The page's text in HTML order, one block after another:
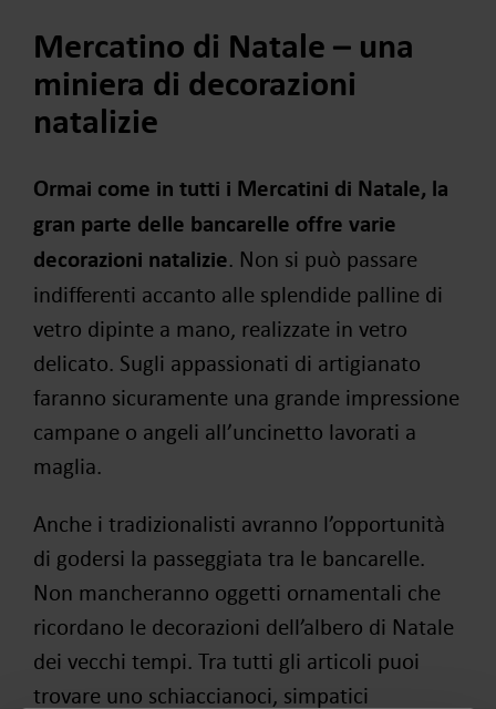
Mercatino di Natale – una
miniera di decorazioni
natalizie
Ormai come in tutti i Mercatini di Natale, la
gran parte delle bancarelle offre varie
decorazioni natalizie. Non si può passare
indifferenti accanto alle splendide palline di
vetro dipinte a mano, realizzate in vetro
delicato. Sugli appassionati di artigianato
faranno sicuramente una grande impressione
campane o angeli all’uncinetto lavorati a
maglia.
Anche i tradizionalisti avranno l’opportunità
di godersi la passeggiata tra le bancarelle.
Non mancheranno oggetti ornamentali che
ricordano le decorazioni dell’albero di Natale
dei vecchi tempi. Tra tutti gli articoli puoi
trovare uno schiaccianoci, simpatici